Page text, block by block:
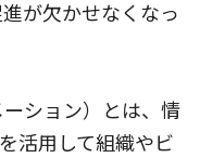
が欠かせなくなっ
ション）とは、情
活用して組織やビ